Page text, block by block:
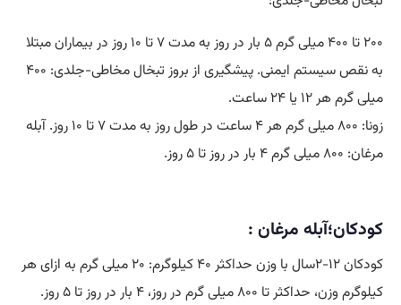
۲۰۰ تا ۴۰۰ میلی گرم ۵ بار در روز به مدت ۷ تا ۱۰ روز در بیماران مبتلا
به نقص سیستم ایمنی. پیشگیری از بروز تبخال مخاطی-جلدی: ۴۰۰
میلی گرم هر ۱۲ یا ۲۴ ساعت.
زونا: ۸۰۰ میلی گرم هر ۴ ساعت در طول روز به مدت ۷ تا ۱۰ روز. آبله
مرغان: ۸۰۰ میلی گرم ۴ بار در روز تا ۵ روز.
کودکان؛آبله مرغان :
کودکان ۱۲-۲سال با وزن حداکثر ۴۰ کیلوگرم: ۲۰ میلی گرم به ازای هر
کیلوگرم وزن، حداکثر تا ۸۰۰ میلی گرم در روز، ۴ بار در روز تا ۵ روز.